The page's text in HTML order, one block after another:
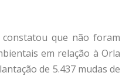
que não foram
em relação à Orla
de 5.437 mudas de